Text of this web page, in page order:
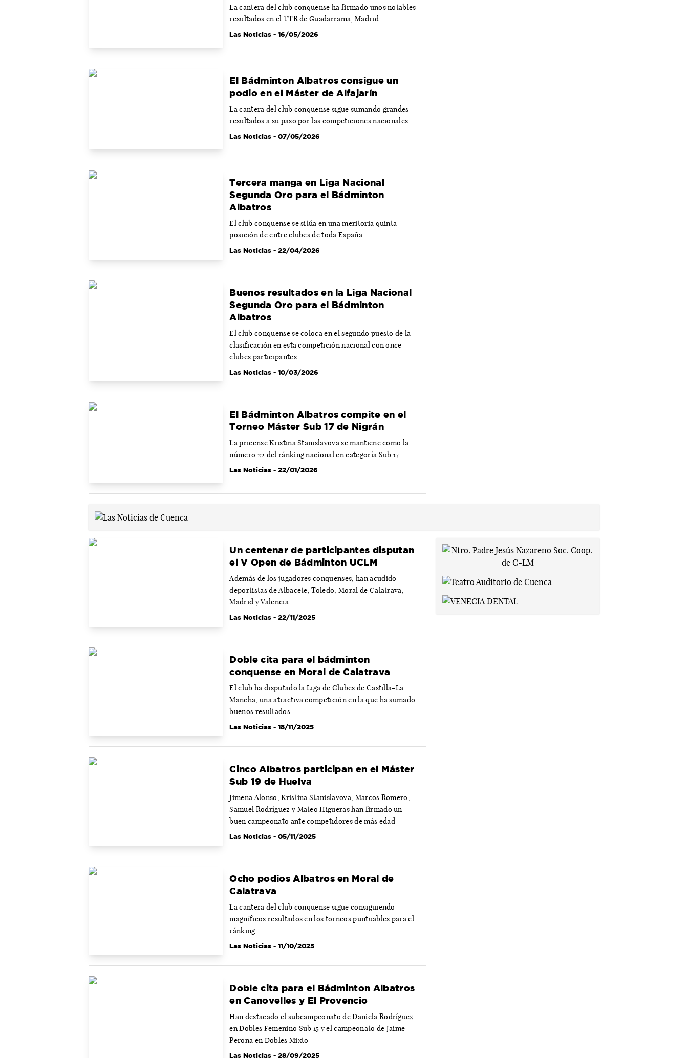
La cantera del club conquense ha firmado unos notables
resultados en el TTR de Guadarrama, Madrid
Las Noticias - 16/05/2026
El Bádminton Albatros consigue un
podio en el Máster de Alfajarín
La cantera del club conquense sigue sumando grandes
resultados a su paso por las competiciones nacionales
Las Noticias - 07/05/2026
Tercera manga en Liga Nacional
Segunda Oro para el Bádminton
Albatros
El club conquense se sitúa en una meritoria quinta
posición de entre clubes de toda España
Las Noticias - 22/04/2026
Buenos resultados en la Liga Nacional
Segunda Oro para el Bádminton
Albatros
El club conquense se coloca en el segundo puesto de la
clasificación en esta competición nacional con once
clubes participantes
Las Noticias - 10/03/2026
El Bádminton Albatros compite en el
Torneo Máster Sub 17 de Nigrán
La pricense Kristina Stanislavova se mantiene como la
número 22 del ránking nacional en categoría Sub 17
Las Noticias - 22/01/2026
Un centenar de participantes disputan
el V Open de Bádminton UCLM
Además de los jugadores conquenses, han acudido
deportistas de Albacete, Toledo, Moral de Calatrava,
Madrid y Valencia
Las Noticias - 22/11/2025
Doble cita para el bádminton
conquense en Moral de Calatrava
El club ha disputado la Liga de Clubes de Castilla-La
Mancha, una atractiva competición en la que ha sumado
buenos resultados
Las Noticias - 18/11/2025
Cinco Albatros participan en el Máster
Sub 19 de Huelva
Jimena Alonso, Kristina Stanislavova, Marcos Romero,
Samuel Rodríguez y Mateo Higueras han firmado un
buen campeonato ante competidores de más edad
Las Noticias - 05/11/2025
Ocho podios Albatros en Moral de
Calatrava
La cantera del club conquense sigue consiguiendo
magníficos resultados en los torneos puntuables para el
ránking
Las Noticias - 11/10/2025
Doble cita para el Bádminton Albatros
en Canovelles y El Provencio
Han destacado el subcampeonato de Daniela Rodríguez
en Dobles Femenino Sub 15 y el campeonato de Jaime
Perona en Dobles Mixto
Las Noticias - 28/09/2025